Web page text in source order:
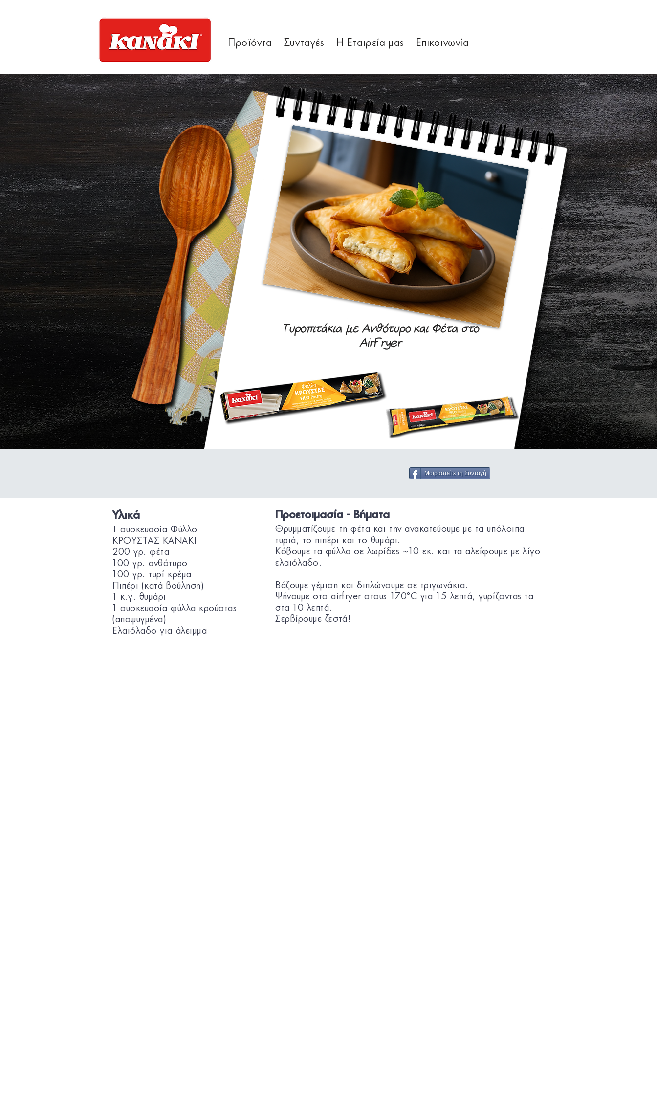
Προϊόντα Συνταγές Η Εταιρεία μας Επικοινωνία
Τυροπιτάκια με Ανθότυρο και Φέτα στο
AirFryer
Μοιραστείτε τη Συνταγή
Υλικά
1 συσκευασία Φύλλο
ΚΡΟΥΣΤΑΣ KANAKI
200 γρ. φέτα
100 γρ. ανθότυρο
100 γρ. τυρί κρέμα
Πιπέρι (κατά βούληση)
1 κ.γ. θυμάρι
1 συσκευασία φύλλα κρούστας
(αποψυγμένα)
Ελαιόλαδο για άλειμμα
Προετοιμασία - Βήματα
Θρυμματίζουμε τη φέτα και την ανακατεύουμε με τα υπόλοιπα
τυριά, το πιπέρι και το θυμάρι.
Κόβουμε τα φύλλα σε λωρίδες ~10 εκ. και τα αλείφουμε με λίγο
ελαιόλαδο.
Βάζουμε γέμιση και διπλώνουμε σε τριγωνάκια.
Ψήνουμε στο airfryer στους 170°C για 15 λεπτά, γυρίζοντας τα
στα 10 λεπτά.
Σερβίρουμε ζεστά!